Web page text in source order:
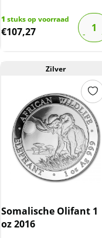
1 stuks op voorraad
€107,27
Zilver
Somalische Olifant 1
oz 2016